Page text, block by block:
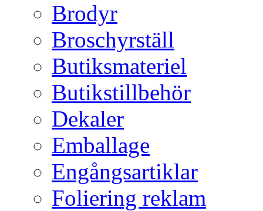
Brodyr
Broschyrställ
Butiksmateriel
Butikstillbehör
Dekaler
Emballage
Engångsartiklar
Foliering reklam